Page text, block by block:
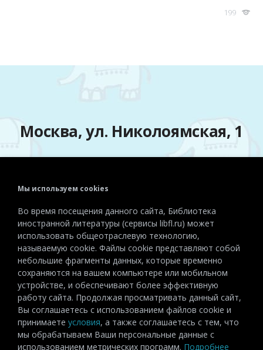
199
Москва, ул. Николоямская, 1
+7 (495) 915-72-81
Эл. почта:detiinostranki@libfl.ru
Мы используем cookies
Во время посещения данного сайта, Библиотека
иностранной литературы (сервисы libfl.ru) может
использовать общеотраслевую технологию,
называемую cookie. Файлы cookie представляют собой
небольшие фрагменты данных, которые временно
сохраняются на вашем компьютере или мобильном
устройстве, и обеспечивают более эффективную
работу сайта. Продолжая просматривать данный сайт,
Вы соглашаетесь с использованием файлов cookie и
принимаете условия, а также соглашаетесь с тем, что
мы обрабатываем Ваши персональные данные с
использованием метрических программ. Подробнее